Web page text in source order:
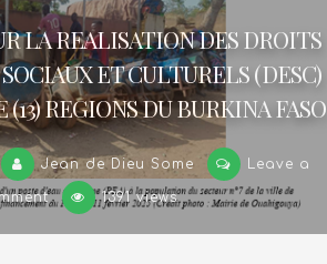
LA REALISATION DES DROITS
ET CULTURELS (DESC)
(13) REGIONS DU BURKINA FASO
Jean de Dieu Some Leave a
on
1391 views